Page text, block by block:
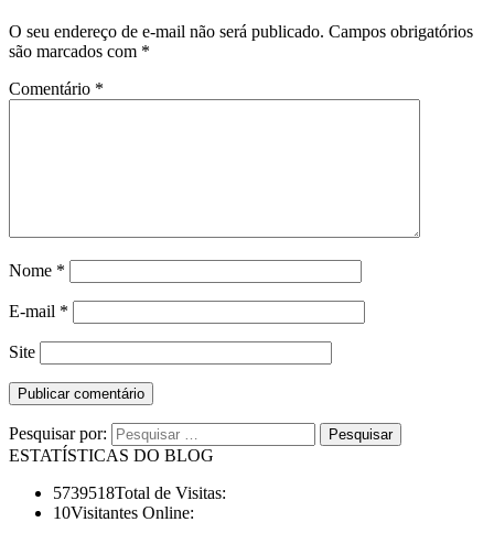
O seu endereço de e-mail não será publicado. Campos obrigatórios
são marcados com *
Comentário *
Nome *
E-mail *
Site
Pesquisar por:
ESTATÍSTICAS DO BLOG
5739518Total de Visitas:
10Visitantes Online: